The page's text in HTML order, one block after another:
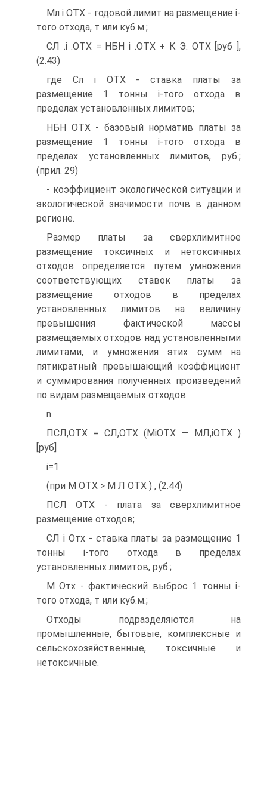
Мл і ОТХ - годовой лимит на размещение і-
того отхода, т или куб.м.;
СЛ .і .ОТХ = НБН і .ОТХ + К Э. ОТХ [руб ],
(2.43)
где Сл і ОТХ - ставка платы за
размещение 1 тонны і-того отхода в
пределах установленных лимитов;
НБН ОТХ - базовый норматив платы за
размещение 1 тонны і-того отхода в
пределах установленных лимитов, руб.;
(прил. 29)
- коэффициент экологической ситуации и
экологической значимости почв в данном
регионе.
Размер платы за сверхлимитное
размещение токсичных и нетоксичных
отходов определяется путем умножения
соответствующих ставок платы за
размещение отходов в пределах
установленных лимитов на величину
превышения фактической массы
размещаемых отходов над установленными
лимитами, и умножения этих сумм на
пятикратный превышающий коэффициент
и суммирования полученных произведений
по видам размещаемых отходов:
n
ПСЛ,ОТХ = СЛ,ОТХ (МіОТХ — МЛ,іОТХ )
[руб]
і=1
(при М ОТХ > М Л ОТХ ) , (2.44)
ПСЛ ОТХ - плата за сверхлимитное
размещение отходов;
СЛ і Отх - ставка платы за размещение 1
тонны i-того отхода в пределах
установленных лимитов, руб.;
М Отх - фактический выброс 1 тонны i-
того отхода, т или куб.м.;
Отходы подразделяются на
промышленные, бытовые, комплексные и
сельскохозяйственные, токсичные и
нетоксичные.